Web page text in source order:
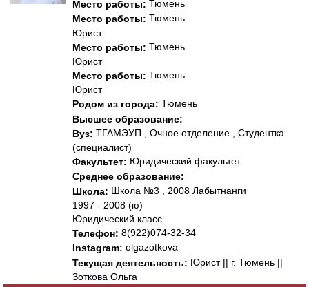
Место работы: Тюмень
Место работы: Тюмень
Юрист
Место работы: Тюмень
Юрист
Место работы: Тюмень
Юрист
Родом из города: Тюмень
Высшее образование:
Вуз: ТГАМЭУП , Очное отделение , Студентка
(специалист)
Факультет: Юридический факультет
Среднее образование:
Школа: Школа №3 , 2008 Лабытнанги
1997 - 2008 (ю)
Юридический класс
Телефон: 8(922)074-32-34
Instagram: olgazotkova
Текущая деятельность: Юрист || г. Тюмень ||
Зоткова Ольга